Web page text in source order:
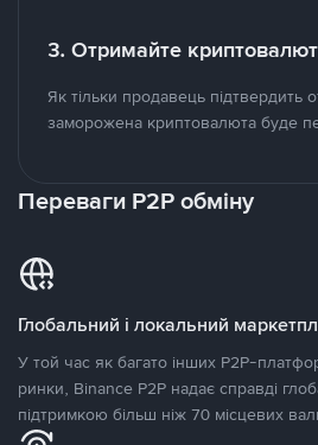
3. Отримайте
Як тільки продавець підтвердить
заморожена криптовалюта буде
Переваги P2P обміну
Глобальний і локальний
У той час як багато інших P2P-
ринки, Binance P2P надає справді
підтримкою більш ніж 70 місцевих